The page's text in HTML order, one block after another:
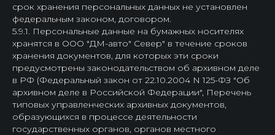
срок хранения персональных данных не установлен
федеральным законом, договором.
5.9.1. Персональные данные на бумажных носителях
хранятся в ООО "ДМ-авто" Север" в течение сроков
хранения документов, для которых эти сроки
предусмотрены законодательством об архивном деле
в РФ (Федеральный закон от 22.10.2004 N 125-ФЗ "Об
архивном деле в Российской Федерации", Перечень
типовых управленческих архивных документов,
образующихся в процессе деятельности
государственных органов, органов местного